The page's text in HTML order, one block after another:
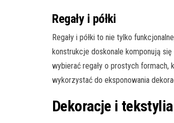
Regały i półki
Regały i półki to nie tylko
konstrukcje doskonale komponują
wybierać regały o prostych formach,
wykorzystać do eksponowania
Dekoracje i tekstylia